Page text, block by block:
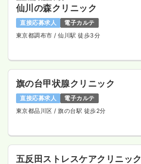
3交代（常勤）
給与 お問い合わせください
年間休日120日
4週8休以上 第二新卒
気になる
仙川の森クリニック
直接応募求人
電子カルテ
東京都調布市/ 仙川駅 徒歩3分
旗の台甲状腺クリニック
直接応募求人
電子カルテ
東京都品川区/ 旗の台駅 徒歩2分
五反田ストレスケアクリニック